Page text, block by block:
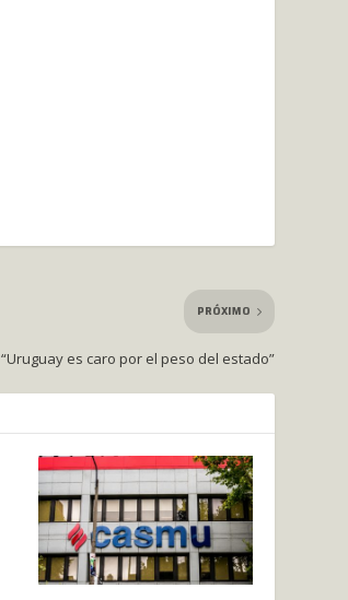
PRÓXIMO
“Uruguay es caro por el peso del estado”